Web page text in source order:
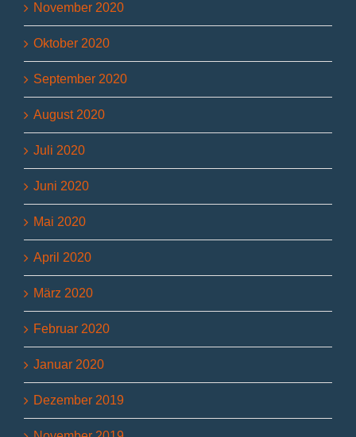
November 2020
Oktober 2020
September 2020
August 2020
Juli 2020
Juni 2020
Mai 2020
April 2020
März 2020
Februar 2020
Januar 2020
Dezember 2019